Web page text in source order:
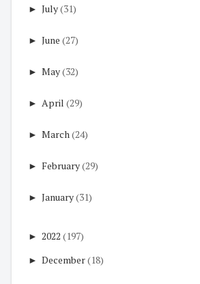
► July(31)
► June (27)
► May(32)
► April (29)
► March(24)
► February(29)
► January(31)
► 2022 (197)
► December(18)